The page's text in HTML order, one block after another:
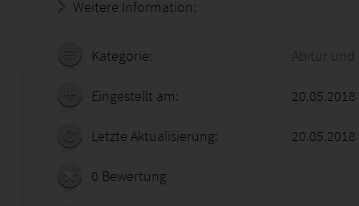
Weitere Information:
Kategorie: Abitur und
Eingestellt am:
Letzte Aktualisierung: 20.05.2018
0 Bewertung